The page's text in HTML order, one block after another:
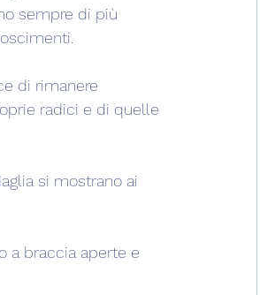
sempre di più
di rimanere
radici e di quelle
si mostrano ai
a braccia aperte e